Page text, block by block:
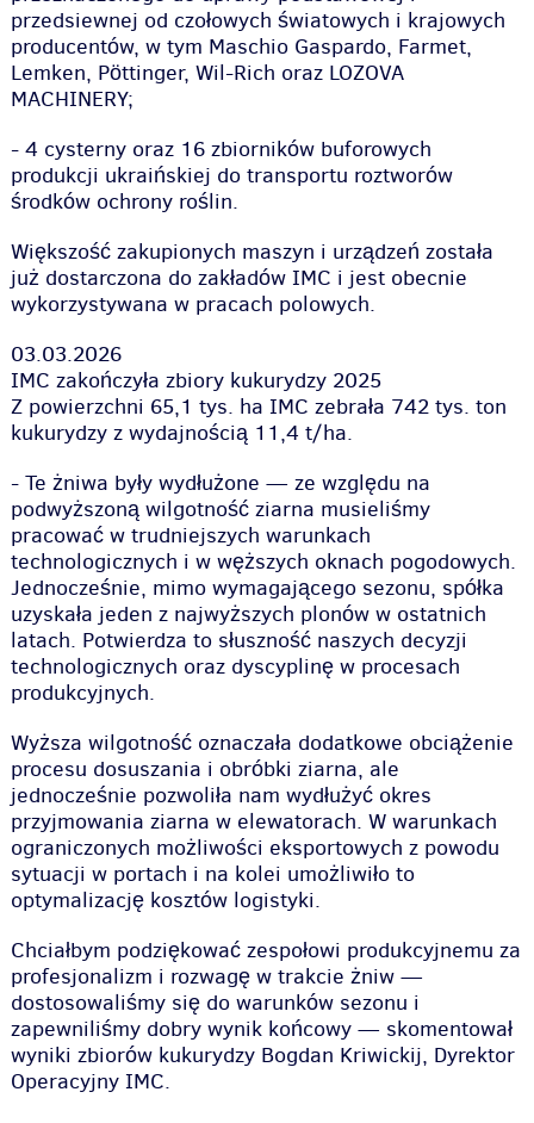
przedsiewnej od czołowych światowych i krajowych
producentów, w tym Maschio Gaspardo, Farmet,
Lemken, Pöttinger, Wil-Rich oraz LOZOVA
MACHINERY;
- 4 cysterny oraz 16 zbiorników buforowych
produkcji ukraińskiej do transportu roztworów
środków ochrony roślin.
Większość zakupionych maszyn i urządzeń została
już dostarczona do zakładów IMC i jest obecnie
wykorzystywana w pracach polowych.
03.03.2026
IMC zakończyła zbiory kukurydzy 2025
Z powierzchni 65,1 tys. ha IMC zebrała 742 tys. ton
kukurydzy z wydajnością 11,4 t/ha.
- Te żniwa były wydłużone — ze względu na
podwyższoną wilgotność ziarna musieliśmy
pracować w trudniejszych warunkach
technologicznych i w węższych oknach pogodowych.
Jednocześnie, mimo wymagającego sezonu, spółka
uzyskała jeden z najwyższych plonów w ostatnich
latach. Potwierdza to słuszność naszych decyzji
technologicznych oraz dyscyplinę w procesach
produkcyjnych.
Wyższa wilgotność oznaczała dodatkowe obciążenie
procesu dosuszania i obróbki ziarna, ale
jednocześnie pozwoliła nam wydłużyć okres
przyjmowania ziarna w elewatorach. W warunkach
ograniczonych możliwości eksportowych z powodu
sytuacji w portach i na kolei umożliwiło to
optymalizację kosztów logistyki.
Chciałbym podziękować zespołowi produkcyjnemu za
profesjonalizm i rozwagę w trakcie żniw —
dostosowaliśmy się do warunków sezonu i
zapewniliśmy dobry wynik końcowy — skomentował
wyniki zbiorów kukurydzy Bogdan Kriwickij, Dyrektor
Operacyjny IMC.